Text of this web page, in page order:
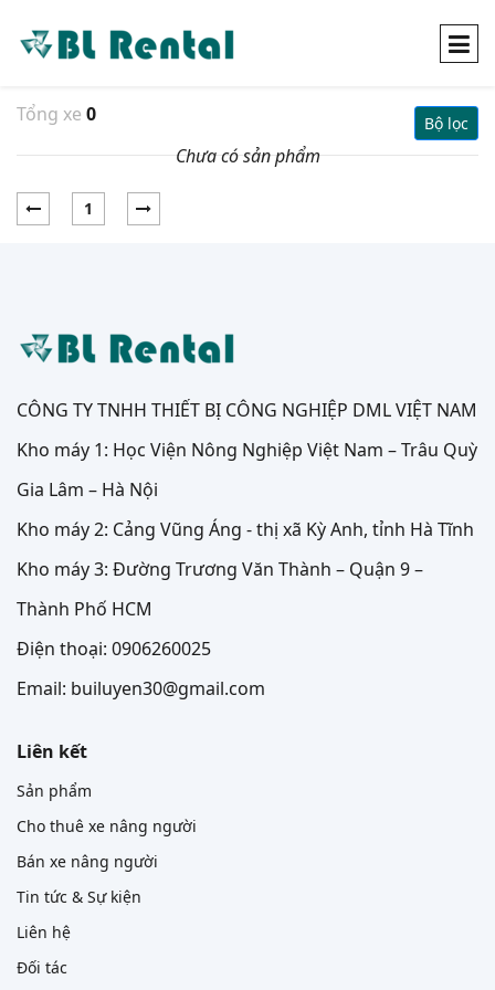
Tổng xe 0 Bộ lọc
Chưa có sản phẩm
1
CÔNG TY TNHH THIẾT BỊ CÔNG NGHIỆP DML VIỆT NAM
Kho máy 1: Học Viện Nông Nghiệp Việt Nam – Trâu Quỳ
Gia Lâm – Hà Nội
Kho máy 2: Cảng Vũng Áng - thị xã Kỳ Anh, tỉnh Hà Tĩnh
Kho máy 3: Đường Trương Văn Thành – Quận 9 –
Thành Phố HCM
Điện thoại: 0906260025
Email: builuyen30@gmail.com
Liên kết
Sản phẩm
Cho thuê xe nâng người
Bán xe nâng người
Tin tức & Sự kiện
Liên hệ
Đối tác